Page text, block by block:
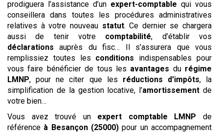
prodiguera l’assistance d’un expert-comptable qui vous
conseillera dans toutes les procédures administratives
relatives à votre nouveau statut. Ce dernier se chargera
aussi de tenir votre comptabilité, d’établir vos
déclarations auprès du fisc… Il s’assurera que vous
remplissiez toutes les conditions indispensables pour
vous faire bénéficier de tous les avantages du régime
LMNP, pour ne citer que les réductions d'impôts, la
simplification de la gestion locative, l’amortissement de
votre bien…
Vous avez trouvé un expert comptable LMNP de
référence à Besançon (25000) pour un accompagnement